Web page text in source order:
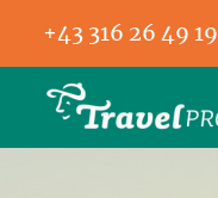
+43 316 26 49 19